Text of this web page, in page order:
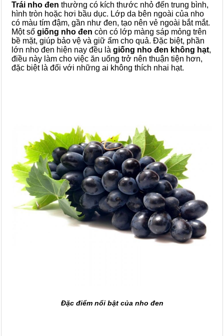
Trái nho đen thường có kích thước nhỏ đến trung bình,
hình tròn hoặc hơi bầu dục. Lớp da bên ngoài của nho
có màu tím đậm, gần như đen, tạo nên vẻ ngoài bắt mắt.
Một số giống nho đen còn có lớp màng sáp mỏng trên
bề mặt, giúp bảo vệ và giữ ẩm cho quả. Đặc biệt, phần
lớn nho đen hiện nay đều là giống nho đen không hạt,
điều này làm cho việc ăn uống trở nên thuận tiện hơn,
đặc biệt là đối với những ai không thích nhai hạt.
Đặc điểm nổi bật của nho đen